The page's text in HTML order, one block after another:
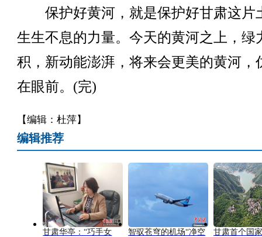
保护好黄河，就是保护好甘肃这片
生生不息的力量。今天的黄河之上，绿
积，新动能澎湃，将来会更美的黄河，
在眼前。(完)
【编辑：杜萍】
编辑推荐
甘肃华亭：“巧手女
智驭苍穹的机场“净空
甘肃首个国